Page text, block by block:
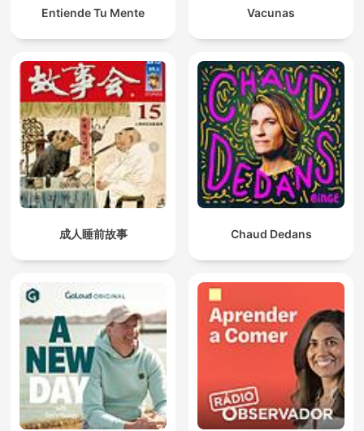
Entiende Tu Mente Vacunas
成人睡前故事 Chaud Dedans